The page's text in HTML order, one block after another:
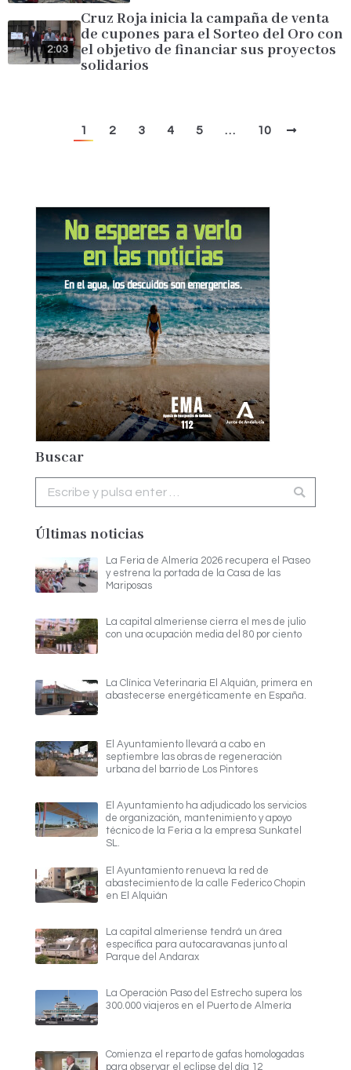
2:03
Cruz Roja inicia la campaña de venta
de cupones para el Sorteo del Oro con
el objetivo de financiar sus proyectos
solidarios
1 2 3 4 5 … 10
Buscar
Últimas noticias
La Feria de Almería 2026 recupera el Paseo
y estrena la portada de la Casa de las
Mariposas
La capital almeriense cierra el mes de julio
con una ocupación media del 80 por ciento
La Clínica Veterinaria El Alquián, primera en
abastecerse energéticamente en España.
El Ayuntamiento llevará a cabo en
septiembre las obras de regeneración
urbana del barrio de Los Pintores
El Ayuntamiento ha adjudicado los servicios
de organización, mantenimiento y apoyo
técnico de la Feria a la empresa Sunkatel
SL.
El Ayuntamiento renueva la red de
abastecimiento de la calle Federico Chopin
en El Alquián
La capital almeriense tendrá un área
específica para autocaravanas junto al
Parque del Andarax
La Operación Paso del Estrecho supera los
300.000 viajeros en el Puerto de Almería
Comienza el reparto de gafas homologadas
para observar el eclipse del día 12